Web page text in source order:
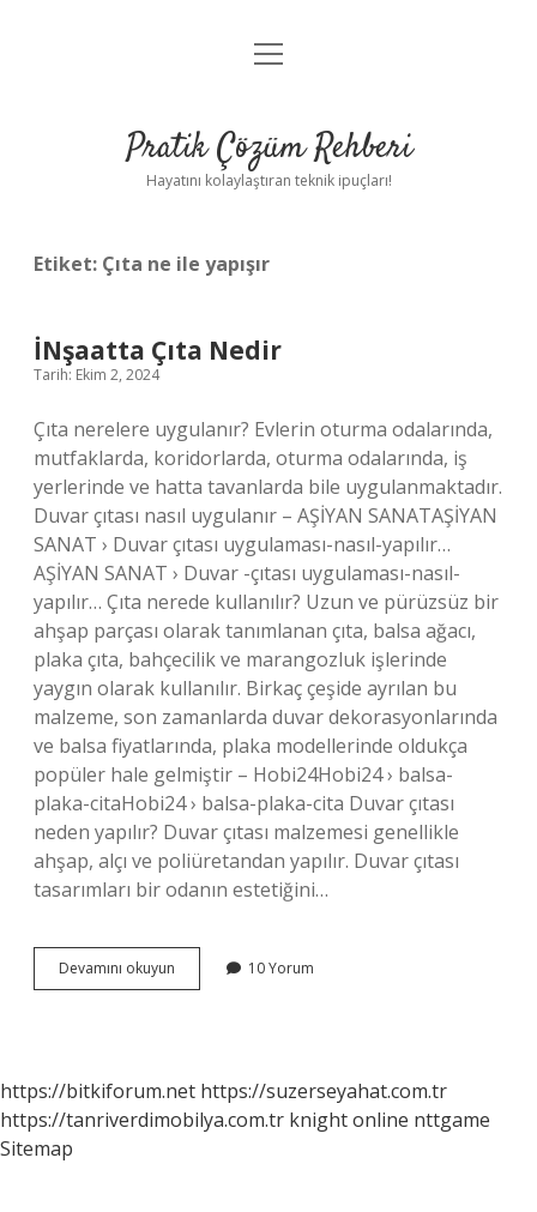
Anasayfa
Yasal Uyarı
menüyü
Pratik Çözüm Rehberi
Hayatını kolaylaştıran teknik ipuçları!
Etiket: Çıta ne ile yapışır
İNşaatta Çıta Nedir
Tarih: Ekim 2, 2024
Çıta nerelere uygulanır? Evlerin oturma odalarında,
mutfaklarda, koridorlarda, oturma odalarında, iş
yerlerinde ve hatta tavanlarda bile uygulanmaktadır.
Duvar çıtası nasıl uygulanır – AŞİYAN SANATAŞİYAN
SANAT › Duvar çıtası uygulaması-nasıl-yapılır…
AŞİYAN SANAT › Duvar -çıtası uygulaması-nasıl-
yapılır… Çıta nerede kullanılır? Uzun ve pürüzsüz bir
ahşap parçası olarak tanımlanan çıta, balsa ağacı,
plaka çıta, bahçecilik ve marangozluk işlerinde
yaygın olarak kullanılır. Birkaç çeşide ayrılan bu
malzeme, son zamanlarda duvar dekorasyonlarında
ve balsa fiyatlarında, plaka modellerinde oldukça
popüler hale gelmiştir – Hobi24Hobi24 › balsa-
plaka-citaHobi24 › balsa-plaka-cita Duvar çıtası
neden yapılır? Duvar çıtası malzemesi genellikle
ahşap, alçı ve poliüretandan yapılır. Duvar çıtası
tasarımları bir odanın estetiğini…
Devamını okuyun İNşaatta
Çıta
10 Yorum
https://bitkiforum.net https://suzerseyahat.com.tr
https://tanriverdimobilya.com.tr knight online nttgame
Sitemap